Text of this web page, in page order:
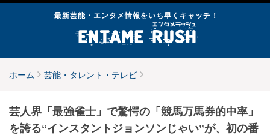
最新芸能・エンタメ情報をいち早くキャッチ！
ホーム 芸能・タレント・テレビ
芸人界「最強雀士」で驚愕の「競馬万馬券的中率」
を誇る“インスタントジョンソンじゃい”が、初の番